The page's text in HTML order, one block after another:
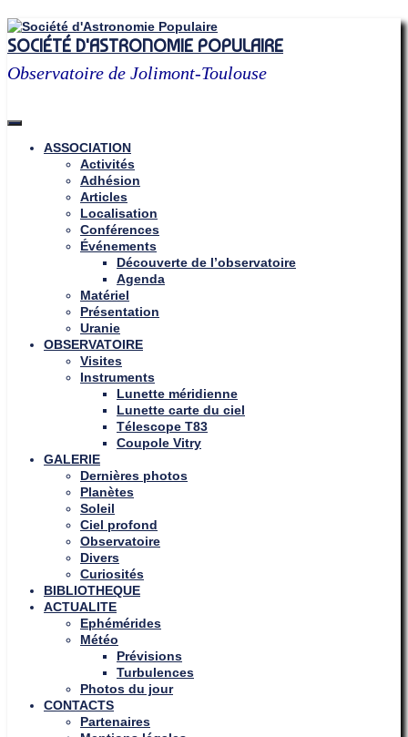
Skip
to
content
SOCIÉTÉ D'ASTRONOMIE POPULAIRE
Observatoire de Jolimont-Toulouse
ASSOCIATION
Activités
Adhésion
Articles
Localisation
Conférences
Événements
Découverte de l’observatoire
Agenda
Matériel
Présentation
Uranie
OBSERVATOIRE
Visites
Instruments
Lunette méridienne
Lunette carte du ciel
Télescope T83
Coupole Vitry
GALERIE
Dernières photos
Planètes
Soleil
Ciel profond
Observatoire
Divers
Curiosités
BIBLIOTHEQUE
ACTUALITE
Ephémérides
Météo
Prévisions
Turbulences
Photos du jour
CONTACTS
Partenaires